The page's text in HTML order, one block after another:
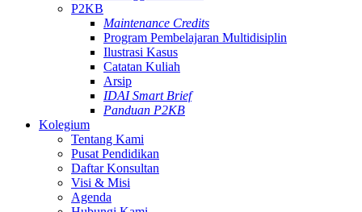
P2KB
Maintenance Credits
Program Pembelajaran Multidisiplin
Ilustrasi Kasus
Catatan Kuliah
Arsip
IDAI Smart Brief
Panduan P2KB
Kolegium
Tentang Kami
Pusat Pendidikan
Daftar Konsultan
Visi & Misi
Agenda